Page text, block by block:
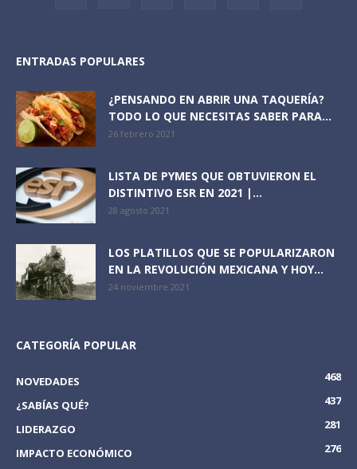
ENTRADAS POPULARES
¿PENSANDO EN ABRIR UNA TAQUERÍA?
TODO LO QUE NECESITAS SABER PARA...
26 febrero 2021
LISTA DE PYMES QUE OBTUVIERON EL
DISTINTIVO ESR EN 2021 |...
28 agosto 2021
LOS PLATILLOS QUE SE POPULARIZARON
EN LA REVOLUCIÓN MEXICANA Y HOY...
24 noviembre 2021
CATEGORÍA POPULAR
NOVEDADES
468
¿SABÍAS QUÉ?
437
LIDERAZGO
281
IMPACTO ECONÓMICO
276